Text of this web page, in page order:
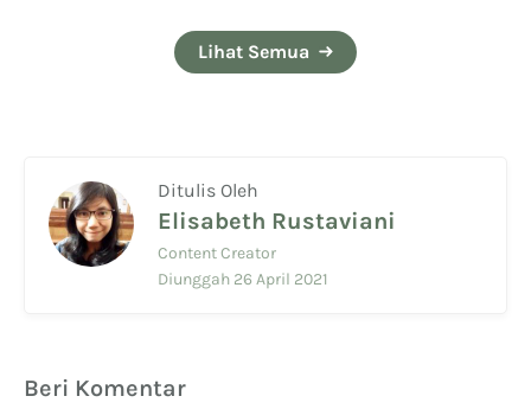
Lihat Semua
Ditulis Oleh
Elisabeth Rustaviani
Content Creator
Diunggah 26 April 2021
Beri Komentar